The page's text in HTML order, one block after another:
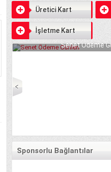
Üretici Kart
İşletme Kart
Senet Ödeme Günleri
Sponsorlu Bağlantılar